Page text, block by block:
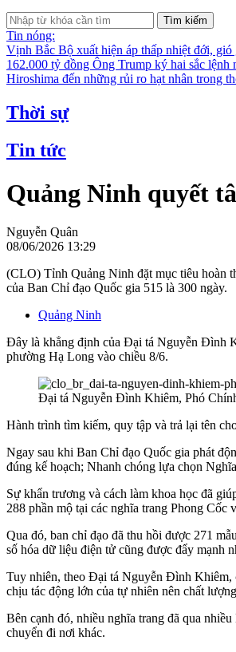
Tìm kiếm
Tin nóng:
Vịnh Bắc Bộ xuất hiện áp thấp nhiệt đới, gió
162.000 tỷ đồng Ông Trump ký hai sắc lệnh
Hiroshima đến những rủi ro hạt nhân trong
Thời sự
Tin tức
Quảng Ninh quyết
Nguyễn Quân
08/06/2026 13:29
(CLO) Tỉnh Quảng Ninh đặt mục tiêu hoàn
của Ban Chỉ đạo Quốc gia 515 là 300 ngày.
Quảng Ninh
Đây là khẳng định của Đại tá Nguyễn Đình
phường Hạ Long vào chiều 8/6.
Đại tá Nguyễn Đình Khiêm, Phó
Hành trình tìm kiếm, quy tập và trả lại tên
Ngay sau khi Ban Chỉ đạo Quốc gia phát
đúng kế hoạch; Nhanh chóng lựa chọn
Sự khẩn trương và cách làm khoa học đã
288 phần mộ tại các nghĩa trang Phong
Qua đó, ban chỉ đạo đã thu hồi được 271
số hóa dữ liệu điện tử cũng được đẩy mạnh
Tuy nhiên, theo Đại tá Nguyễn Đình Khiêm,
chịu tác động lớn của tự nhiên nên chất
Bên cạnh đó, nhiều nghĩa trang đã qua
chuyển đi nơi khác.